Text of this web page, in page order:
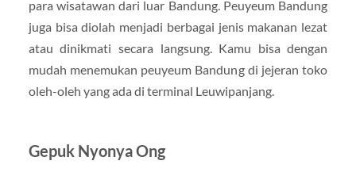
para wisatawan dari luar Bandung. Peuyeum Bandung
juga bisa diolah menjadi berbagai jenis makanan lezat
atau dinikmati secara langsung. Kamu bisa dengan
mudah menemukan peuyeum Bandung di jejeran toko
oleh-oleh yang ada di terminal Leuwipanjang.
Gepuk Nyonya Ong